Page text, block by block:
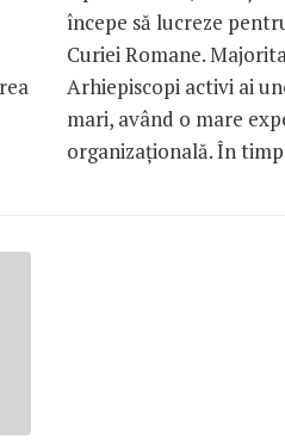
începe să lucreze
Curiei Romane.
Arhiepiscopi activi ai
mari, având o mare
organizaţională. În timp